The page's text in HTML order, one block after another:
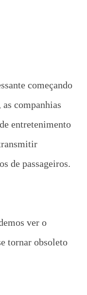
começando
as companhias
entretenimento
de passageiros.
ver o
tornar obsoleto